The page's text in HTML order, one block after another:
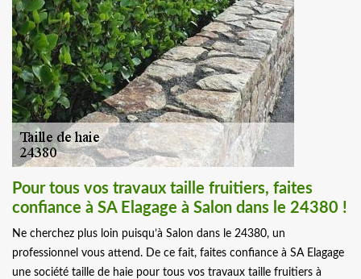
Pour tous vos travaux taille fruitiers, faites
confiance à SA Elagage à Salon dans le 24380 !
Ne cherchez plus loin puisqu’à Salon dans le 24380, un
professionnel vous attend. De ce fait, faites confiance à SA Elagage
une société taille de haie pour tous vos travaux taille fruitiers à